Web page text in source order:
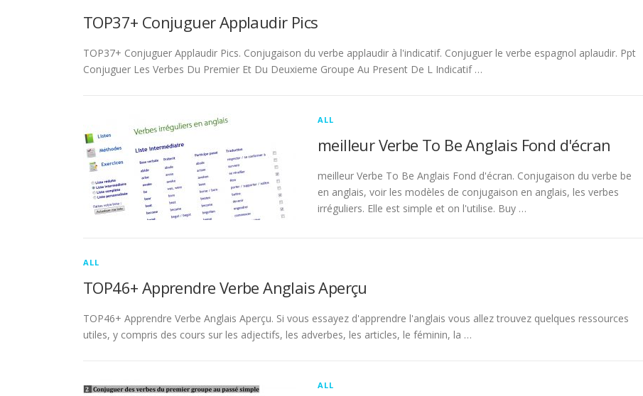
TOP37+ Conjuguer Applaudir Pics
TOP37+ Conjuguer Applaudir Pics. Conjugaison du verbe applaudir à l'indicatif. Conjuguer le verbe espagnol aplaudir. Ppt
Conjuguer Les Verbes Du Premier Et Du Deuxieme Groupe Au Present De L Indicatif …
ALL
meilleur Verbe To Be Anglais Fond d'écran
meilleur Verbe To Be Anglais Fond d'écran. Conjugaison du verbe be
en anglais, voir les modèles de conjugaison en anglais, les verbes
irréguliers. Elle est simple et on l'utilise. Buy …
ALL
TOP46+ Apprendre Verbe Anglais Aperçu
TOP46+ Apprendre Verbe Anglais Aperçu. Si vous essayez d'apprendre l'anglais vous allez trouvez quelques ressources
utiles, y compris des cours sur les adjectifs, les adverbes, les articles, le féminin, la …
ALL